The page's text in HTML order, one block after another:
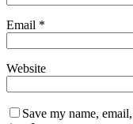
Email *
Website
Save my name,